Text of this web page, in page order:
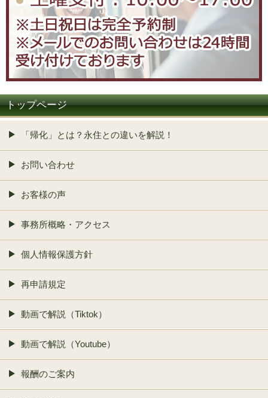
トップページ
「帰化」とは？永住との違いを解説！
お問い合わせ
お客様の声
事務所概略・アクセス
個人情報保護方針
再申請規定
動画で解説（Tiktok）
動画で解説（Youtube）
報酬のご案内